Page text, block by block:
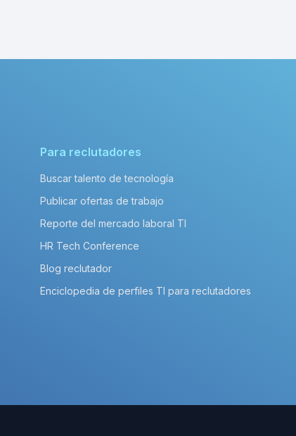
Para reclutadores
Buscar talento de tecnología
Publicar ofertas de trabajo
Reporte del mercado laboral TI
HR Tech Conference
Blog reclutador
Enciclopedia de perfiles TI para reclutadores